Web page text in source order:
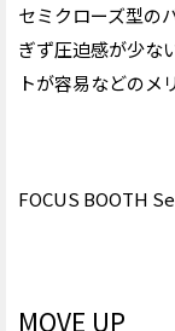
セミクローズ型の
ぎず圧迫感が少な
トが容易などのメ
FOCUS BOOTH
MOVE UP